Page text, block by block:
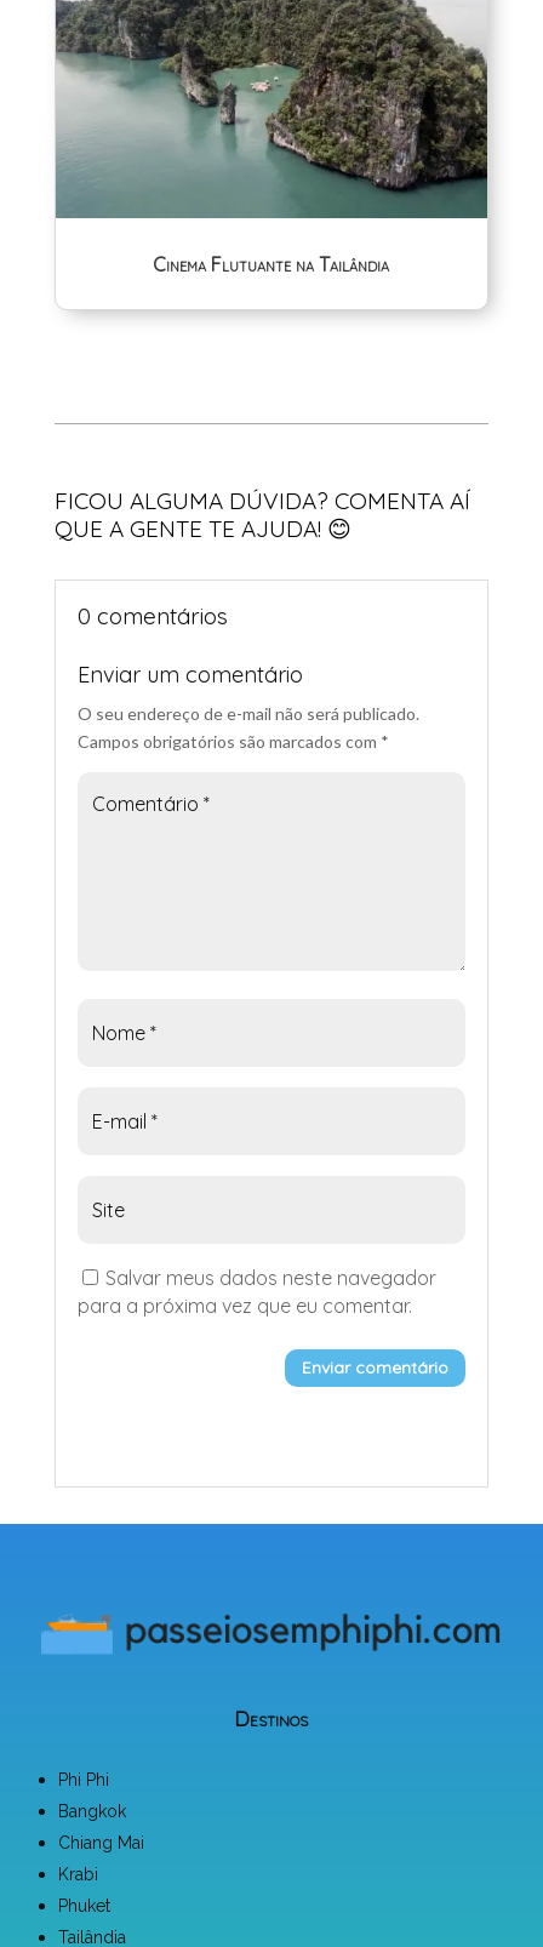
Cinema Flutuante na Tailândia
FICOU ALGUMA DÚVIDA? COMENTA AÍ
QUE A GENTE TE AJUDA! 😊
0 comentários
Enviar um comentário
O seu endereço de e-mail não será publicado.
Campos obrigatórios são marcados com *
Salvar meus dados neste navegador
para a próxima vez que eu comentar.
Enviar comentário
Destinos
Phi Phi
Bangkok
Chiang Mai
Krabi
Phuket
Tailândia